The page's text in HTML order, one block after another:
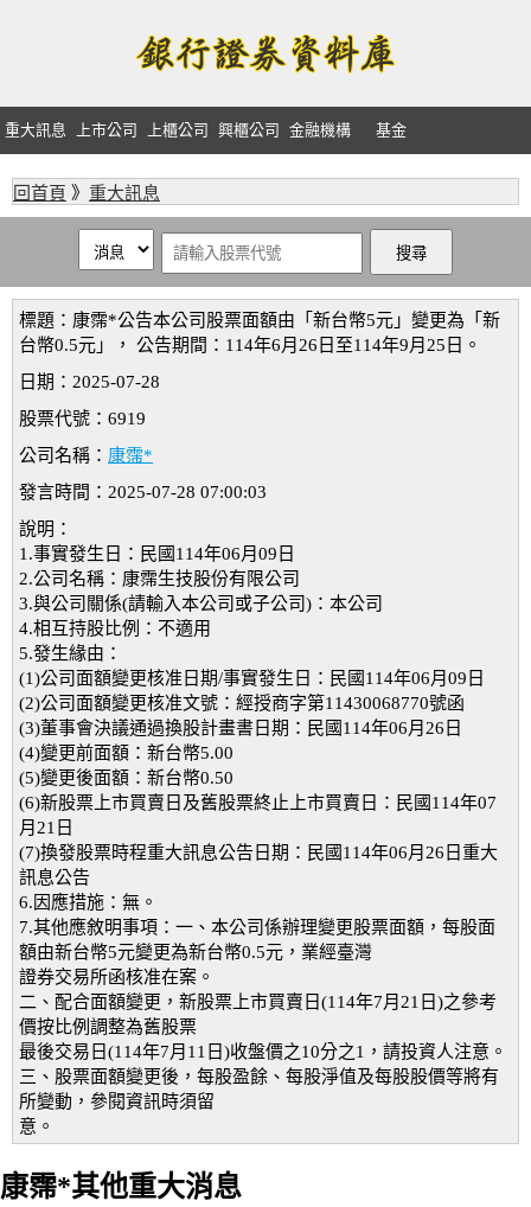
重大訊息 上市公司 上櫃公司 興櫃公司 金融機構 基金
回首頁 》 重大訊息
標題：康霈*公告本公司股票面額由「新台幣5元」變更為「新
台幣0.5元」， 公告期間：114年6月26日至114年9月25日。
日期：2025-07-28
股票代號：6919
公司名稱： 康霈*
發言時間：2025-07-28 07:00:03
說明：
1.事實發生日：民國114年06月09日
2.公司名稱：康霈生技股份有限公司
3.與公司關係(請輸入本公司或子公司)：本公司
4.相互持股比例：不適用
5.發生緣由：
(1)公司面額變更核准日期/事實發生日：民國114年06月09日
(2)公司面額變更核准文號：經授商字第11430068770號函
(3)董事會決議通過換股計畫書日期：民國114年06月26日
(4)變更前面額：新台幣5.00
(5)變更後面額：新台幣0.50
(6)新股票上市買賣日及舊股票終止上市買賣日：民國114年07
月21日
(7)換發股票時程重大訊息公告日期：民國114年06月26日重大
訊息公告
6.因應措施：無。
7.其他應敘明事項：一、本公司係辦理變更股票面額，每股面
額由新台幣5元變更為新台幣0.5元，業經臺灣
證券交易所函核准在案。
二、配合面額變更，新股票上市買賣日(114年7月21日)之參考
價按比例調整為舊股票
最後交易日(114年7月11日)收盤價之10分之1，請投資人注意。
三、股票面額變更後，每股盈餘、每股淨值及每股股價等將有
所變動，參閱資訊時須留
意。
康霈*其他重大消息